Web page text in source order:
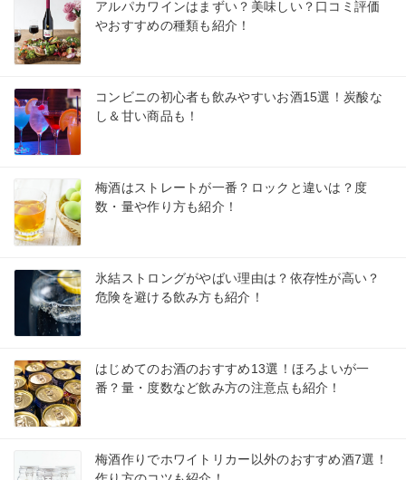
アルパカワインはまずい？美味しい？口コミ評価
やおすすめの種類も紹介！
コンビニの初心者も飲みやすいお酒15選！炭酸な
し＆甘い商品も！
梅酒はストレートが一番？ロックと違いは？度
数・量や作り方も紹介！
氷結ストロングがやばい理由は？依存性が高い？
危険を避ける飲み方も紹介！
はじめてのお酒のおすすめ13選！ほろよいが一
番？量・度数など飲み方の注意点も紹介！
梅酒作りでホワイトリカー以外のおすすめ酒7選！